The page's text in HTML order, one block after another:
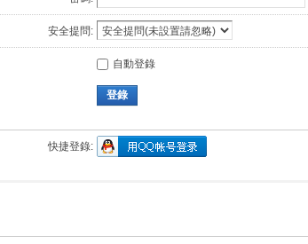
安全提問:
自動登錄
登錄
快捷登錄: